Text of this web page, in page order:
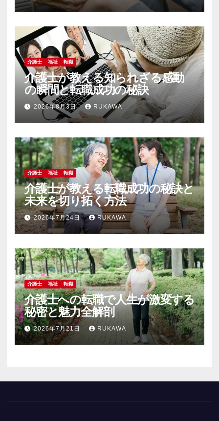
介護士 福祉 転職
介護士が教える知られざる感動
の瞬間と転職成功の秘訣
2026年8月3日 RUKAWA
介護士 福祉 転職
介護士が教える転職成功の秘訣と
未来を切り拓く方法
2026年7月24日 RUKAWA
介護士 福祉 転職
介護士への転職で人生が激変する
秘密と魅力全解剖
2026年7月21日 RUKAWA